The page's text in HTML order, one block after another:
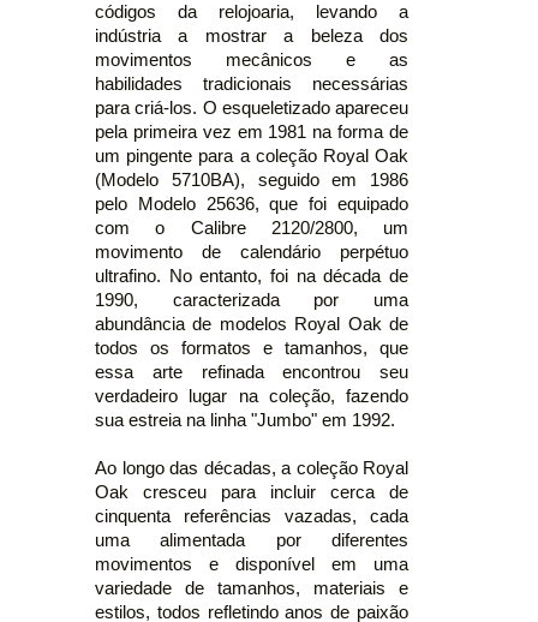
códigos da relojoaria, levando a
indústria a mostrar a beleza dos
movimentos mecânicos e as
habilidades tradicionais necessárias
para criá-los. O esqueletizado apareceu
pela primeira vez em 1981 na forma de
um pingente para a coleção Royal Oak
(Modelo 5710BA), seguido em 1986
pelo Modelo 25636, que foi equipado
com o Calibre 2120/2800, um
movimento de calendário perpétuo
ultrafino. No entanto, foi na década de
1990, caracterizada por uma
abundância de modelos Royal Oak de
todos os formatos e tamanhos, que
essa arte refinada encontrou seu
verdadeiro lugar na coleção, fazendo
sua estreia na linha "Jumbo" em 1992.
Ao longo das décadas, a coleção Royal
Oak cresceu para incluir cerca de
cinquenta referências vazadas, cada
uma alimentada por diferentes
movimentos e disponível em uma
variedade de tamanhos, materiais e
estilos, todos refletindo anos de paixão